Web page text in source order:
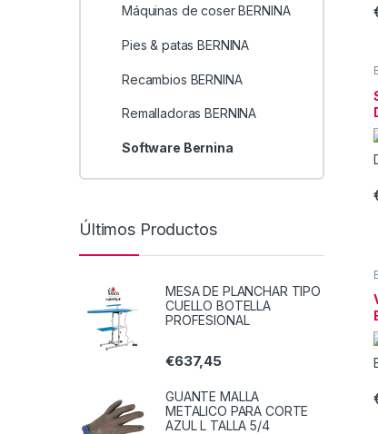
Máquinas de coser BERNINA
Pies & patas BERNINA
Recambios BERNINA
Remalladoras BERNINA
Software Bernina
Últimos Productos
MESA DE PLANCHAR TIPO
CUELLO BOTELLA
PROFESIONAL
€637,45
GUANTE MALLA
METALICO PARA CORTE
AZUL L TALLA 5/4